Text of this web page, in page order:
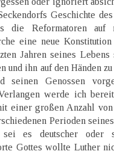
Geschichte
die Reformatoren auf
eine neue Konstitution
Jahren seines Lebens
und ihn auf den Händen
Genossen
werde ich
einer großen Anzahl von
Perioden
es deutscher oder
Gottes wollte Luther